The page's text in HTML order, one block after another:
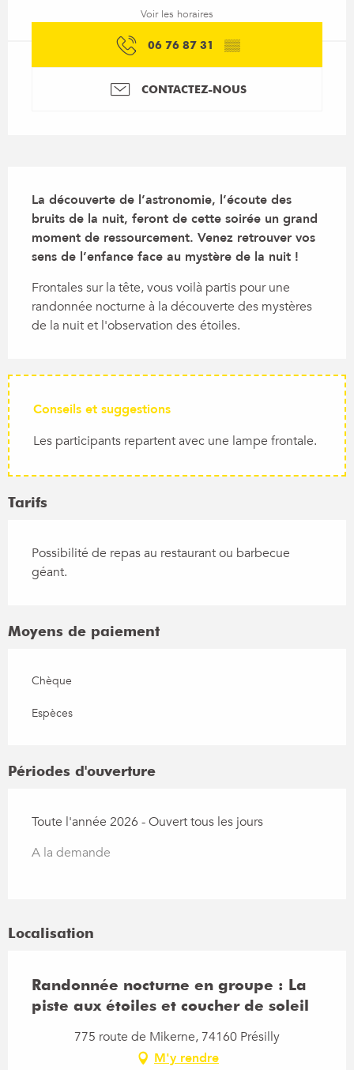
Voir les horaires
06 76 87 31 ▒▒
CONTACTEZ-NOUS
La découverte de l’astronomie, l’écoute des
bruits de la nuit, feront de cette soirée un grand
moment de ressourcement. Venez retrouver vos
sens de l’enfance face au mystère de la nuit !
Frontales sur la tête, vous voilà partis pour une
randonnée nocturne à la découverte des mystères
de la nuit et l'observation des étoiles.
Conseils et suggestions
Les participants repartent avec une lampe frontale.
Tarifs
Possibilité de repas au restaurant ou barbecue
géant.
Moyens de paiement
Chèque
Espèces
Périodes d'ouverture
Toute l'année 2026 - Ouvert tous les jours
A la demande
Localisation
Randonnée nocturne en groupe : La
piste aux étoiles et coucher de soleil
775 route de Mikerne, 74160 Présilly
M'y rendre